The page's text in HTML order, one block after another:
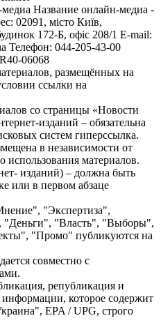
Название онлайн-медиа -
02091, місто Київ,
172-Б, офіс 208/1 E-mail:
Телефон: 044-205-43-00
06068
размещённых на
ссылки на
со страницы «Новости
изданий – обязательна
систем гиперссылка.
в независимости от
использования материалов.
изданий) – должна быть
или в первом абзаце
"Экспертиза",
"Деньги", "Власть", "Выборы",
"Промо" публикуются на
совместно с
републикация и
информации, которое содержит
EPA / UPG, строго